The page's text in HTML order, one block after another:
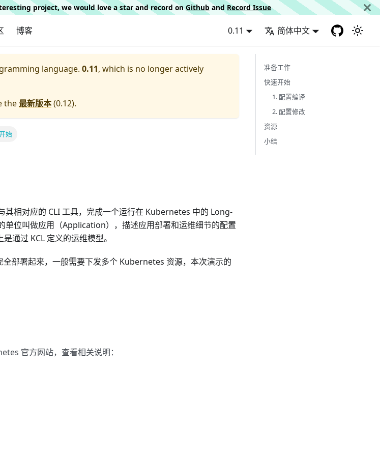
project, we would love a star and record onGithub and Record Issue
博客 0.11 简体中文
language. 0.11, which is no longer actively
the最新版本(0.12).
始
其相对应的 CLI 工具，完成一个运行在 Kubernetes 中的 Long-
单位叫做应用（Application），描述应用部署和运维细节的配置
通过 KCL 定义的运维模型。
部署起来，一般需要下发多个 Kubernetes 资源，本次演示的
官方网站，查看相关说明：
准备工作
快速开始
1. 配置编译
2. 配置修改
资源
小结